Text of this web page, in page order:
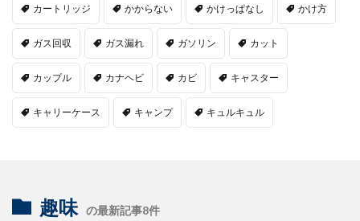
カートリッジ かからない かけっぱなし かけ方
ガス回収 ガス漏れ ガソリン カット
カップル カナヘビ カビ キャスター
キャリーケース キャンプ キュルキュル
趣味 の最新記事8件